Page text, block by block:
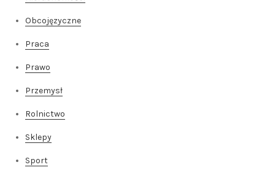
Obcojęzyczne
Praca
Prawo
Przemysł
Rolnictwo
Sklepy
Sport